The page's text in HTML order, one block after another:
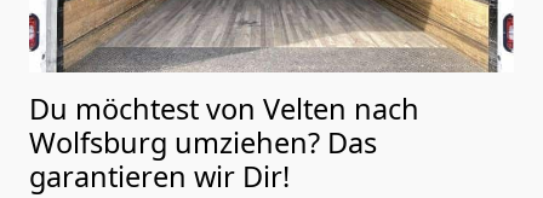
Du möchtest von Velten nach
Wolfsburg umziehen? Das
garantieren wir Dir!